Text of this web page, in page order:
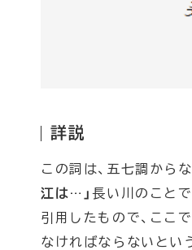
詳説
この詞は、五七調から
江は…」長い川のことで
引用したもので、ここ
なければならないとい